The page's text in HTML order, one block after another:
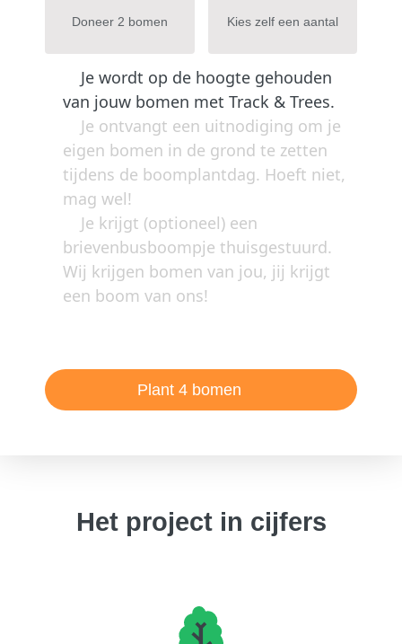
Doneer 2 bomen Kies zelf een aantal
Je wordt op de hoogte gehouden
van jouw bomen met Track & Trees.
Je ontvangt een uitnodiging om je
eigen bomen in de grond te zetten
tijdens de boomplantdag. Hoeft niet,
mag wel!
Je krijgt (optioneel) een
brievenbusboompje thuisgestuurd.
Wij krijgen bomen van jou, jij krijgt
een boom van ons!
Plant 4 bomen
Het project in cijfers